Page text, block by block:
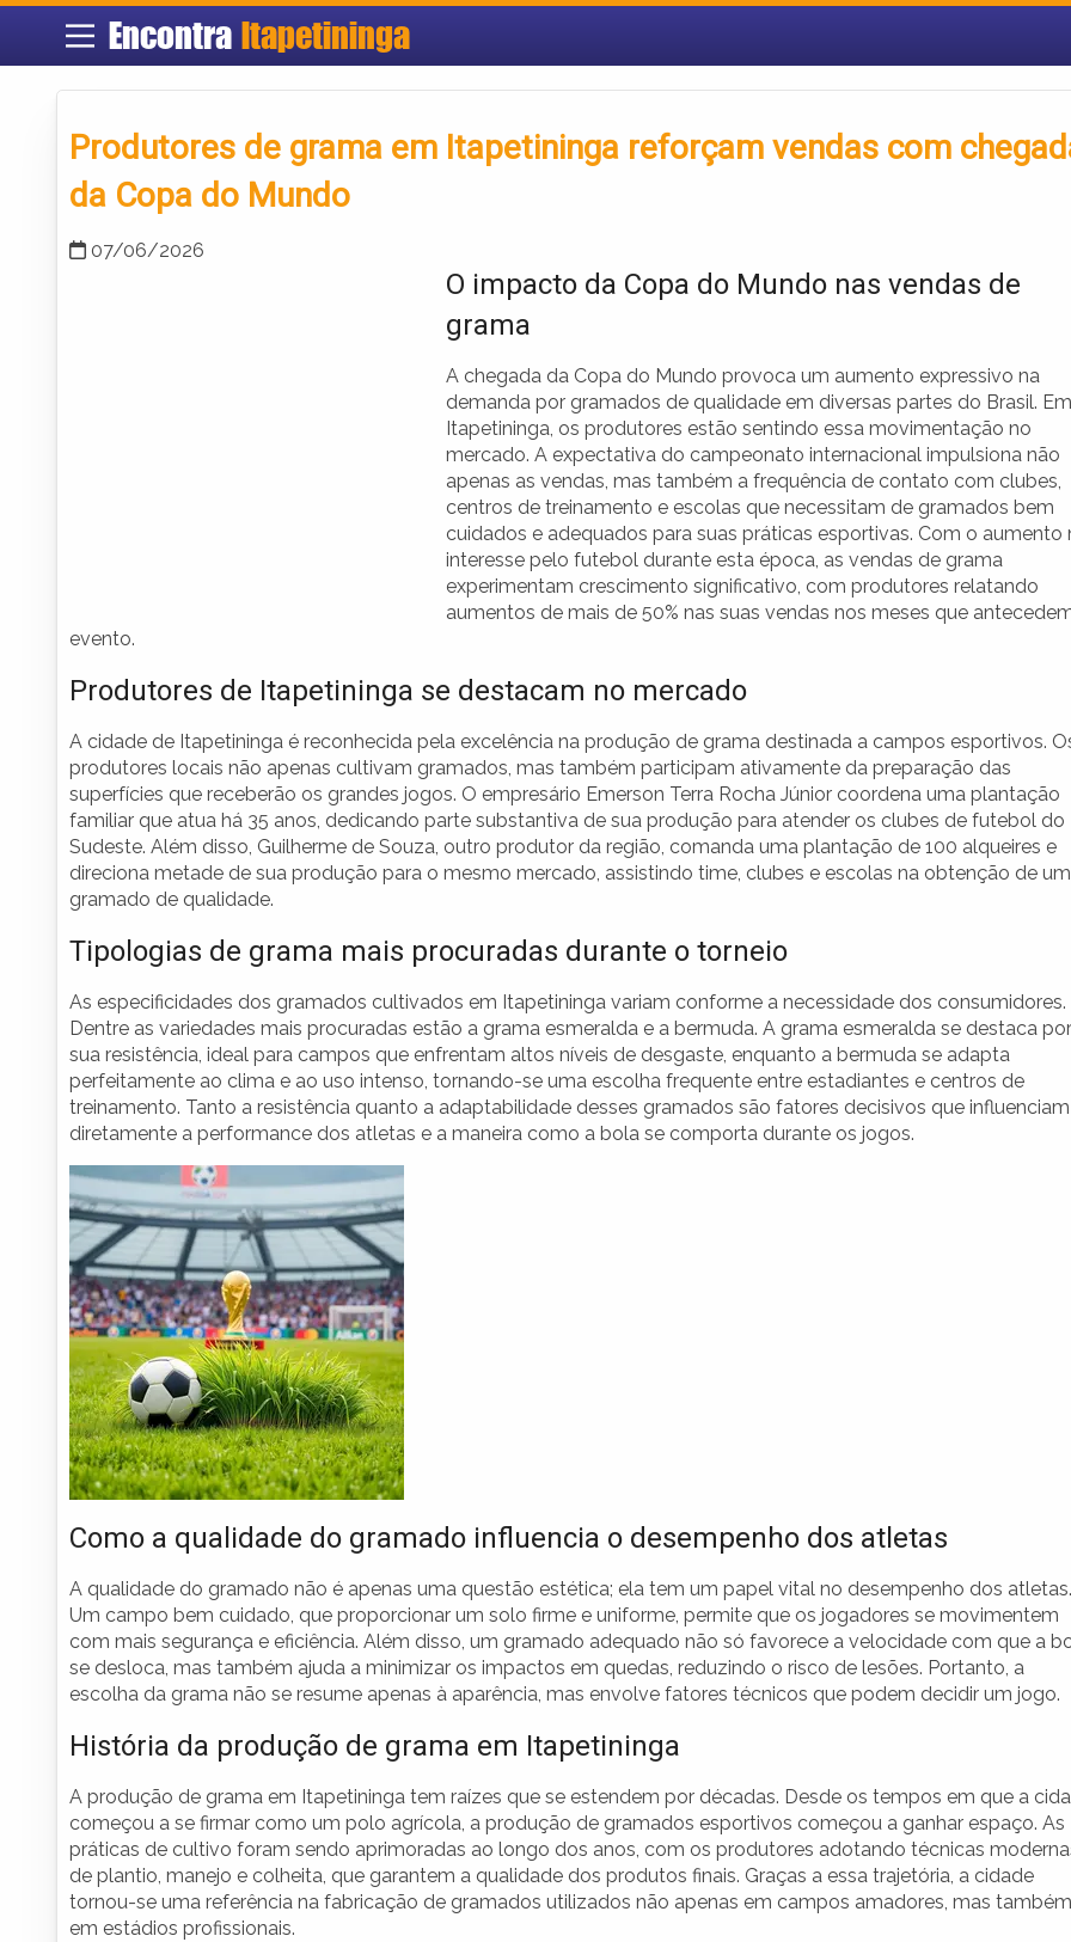
Encontra Itapetininga
Produtores de grama em Itapetininga reforçam vendas com
da Copa do Mundo
07/06/2026
O impacto da Copa do Mundo nas vendas de
grama
A chegada da Copa do Mundo provoca um aumento expressivo na
demanda por gramados de qualidade em diversas partes do Brasil. Em
Itapetininga, os produtores estão sentindo essa movimentação no
mercado. A expectativa do campeonato internacional impulsiona não
apenas as vendas, mas também a frequência de contato com clubes,
centros de treinamento e escolas que necessitam de gramados bem
cuidados e adequados para suas práticas esportivas. Com o aumento
interesse pelo futebol durante esta época, as vendas de grama
experimentam crescimento significativo, com produtores relatando
aumentos de mais de 50% nas suas vendas nos meses que
evento.
Produtores de Itapetininga se destacam no mercado
A cidade de Itapetininga é reconhecida pela excelência na produção de grama destinada a campos esportivos.
produtores locais não apenas cultivam gramados, mas também participam ativamente da preparação das
superfícies que receberão os grandes jogos. O empresário Emerson Terra Rocha Júnior coordena uma plantação
familiar que atua há 35 anos, dedicando parte substantiva de sua produção para atender os clubes de futebol do
Sudeste. Além disso, Guilherme de Souza, outro produtor da região, comanda uma plantação de 100 alqueires e
direciona metade de sua produção para o mesmo mercado, assistindo time, clubes e escolas na obtenção de um
gramado de qualidade.
Tipologias de grama mais procuradas durante o torneio
As especificidades dos gramados cultivados em Itapetininga variam conforme a necessidade dos consumidores.
Dentre as variedades mais procuradas estão a grama esmeralda e a bermuda. A grama esmeralda se destaca por
sua resistência, ideal para campos que enfrentam altos níveis de desgaste, enquanto a bermuda se adapta
perfeitamente ao clima e ao uso intenso, tornando-se uma escolha frequente entre estadiantes e centros de
treinamento. Tanto a resistência quanto a adaptabilidade desses gramados são fatores decisivos que influenciam
diretamente a performance dos atletas e a maneira como a bola se comporta durante os jogos.
Como a qualidade do gramado influencia o desempenho dos atletas
A qualidade do gramado não é apenas uma questão estética; ela tem um papel vital no desempenho dos atletas.
Um campo bem cuidado, que proporcionar um solo firme e uniforme, permite que os jogadores se movimentem
com mais segurança e eficiência. Além disso, um gramado adequado não só favorece a velocidade com que a
se desloca, mas também ajuda a minimizar os impactos em quedas, reduzindo o risco de lesões. Portanto, a
escolha da grama não se resume apenas à aparência, mas envolve fatores técnicos que podem decidir um jogo.
História da produção de grama em Itapetininga
A produção de grama em Itapetininga tem raízes que se estendem por décadas. Desde os tempos em que a
começou a se firmar como um polo agrícola, a produção de gramados esportivos começou a ganhar espaço. As
práticas de cultivo foram sendo aprimoradas ao longo dos anos, com os produtores adotando técnicas
de plantio, manejo e colheita, que garantem a qualidade dos produtos finais. Graças a essa trajetória, a cidade
tornou-se uma referência na fabricação de gramados utilizados não apenas em campos amadores, mas também
em estádios profissionais.